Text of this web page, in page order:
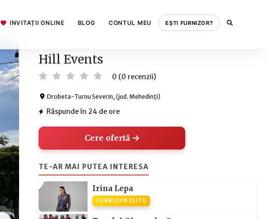
INVITAȚII ONLINE BLOG CONTUL MEU EȘTI FURNIZOR?
Hill Events
0 (0 recenzii)
Drobeta-Turnu Severin, (jud. Mehedinți)
Răspunde în 24 de ore
Cere ofertă
TE-AR MAI PUTEA INTERESA
Irina Lepa
FURNIZOR ELITE